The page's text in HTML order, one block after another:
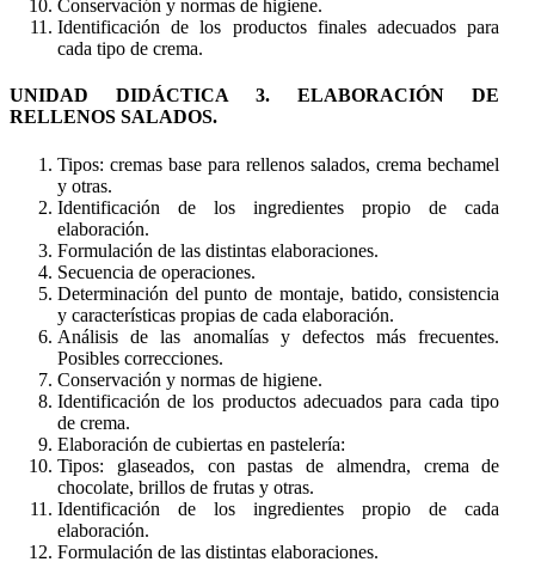
Conservación y normas de higiene.
Identificación de los productos finales adecuados para
cada tipo de crema.
UNIDAD DIDÁCTICA 3. ELABORACIÓN DE
RELLENOS SALADOS.
Tipos: cremas base para rellenos salados, crema bechamel
y otras.
Identificación de los ingredientes propio de cada
elaboración.
Formulación de las distintas elaboraciones.
Secuencia de operaciones.
Determinación del punto de montaje, batido, consistencia
y características propias de cada elaboración.
Análisis de las anomalías y defectos más frecuentes.
Posibles correcciones.
Conservación y normas de higiene.
Identificación de los productos adecuados para cada tipo
de crema.
Elaboración de cubiertas en pastelería:
Tipos: glaseados, con pastas de almendra, crema de
chocolate, brillos de frutas y otras.
Identificación de los ingredientes propio de cada
elaboración.
Formulación de las distintas elaboraciones.